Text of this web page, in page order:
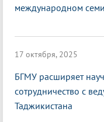
международном
17 октября, 2025
БГМУ расширяет
сотрудничество с
Таджикистана